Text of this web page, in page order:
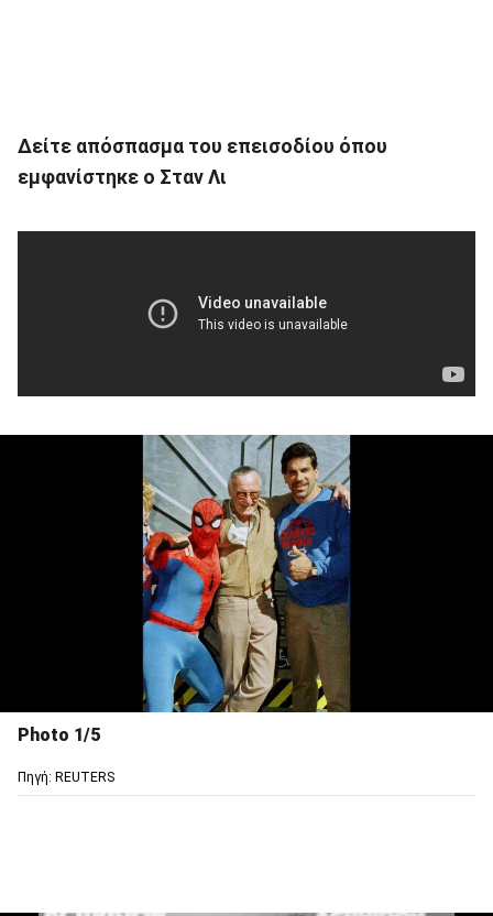
Δείτε απόσπασμα του επεισοδίου όπου
εμφανίστηκε ο Σταν Λι
Photo 1/5
Πηγή: REUTERS